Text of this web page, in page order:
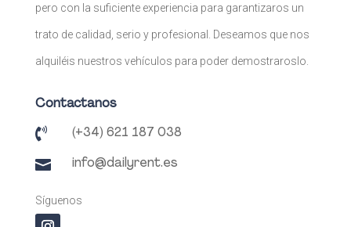
pero con la suficiente experiencia para garantizaros un
trato de calidad, serio y profesional. Deseamos que nos
alquiléis nuestros vehículos para poder demostraroslo.
Contactanos
 (+34) 621 187 038
 info@dailyrent.es
Síguenos